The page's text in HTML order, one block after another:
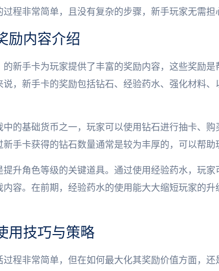
程非常简单，且没有复杂的步骤，新手玩家无需担
励内容介绍
的新手卡为玩家提供了丰富的奖励内容，这些奖励
说，新手卡的奖励包括钻石、经验药水、强化材料
中的基础货币之一，玩家可以使用钻石进行抽卡、
手卡获得的钻石数量通常是较为丰厚的，可以帮助
提升角色等级的关键道具。通过使用经验药水，玩
内容。在前期，经验药水的使用能大大缩短玩家的升
用技巧与策略
过程非常简单，但在如何最大化其奖励价值方面，